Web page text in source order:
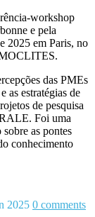
workshop
e pela
2025 em Paris, no
das PMEs
as estratégias de
de pesquisa
Foi uma
as pontes
conhecimento
2025 0 comments